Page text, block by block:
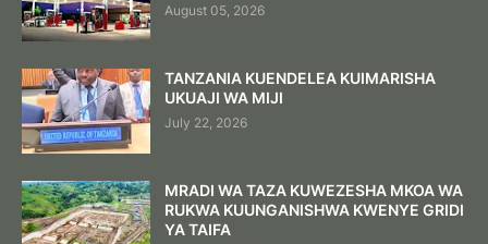
August 05, 2026
TANZANIA KUENDELEA KUIMARISHA
UKUAJI WA MIJI
July 22, 2026
MRADI WA TAZA KUWEZESHA MKOA WA
RUKWA KUUNGANISHWA KWENYE GRIDI
YA TAIFA